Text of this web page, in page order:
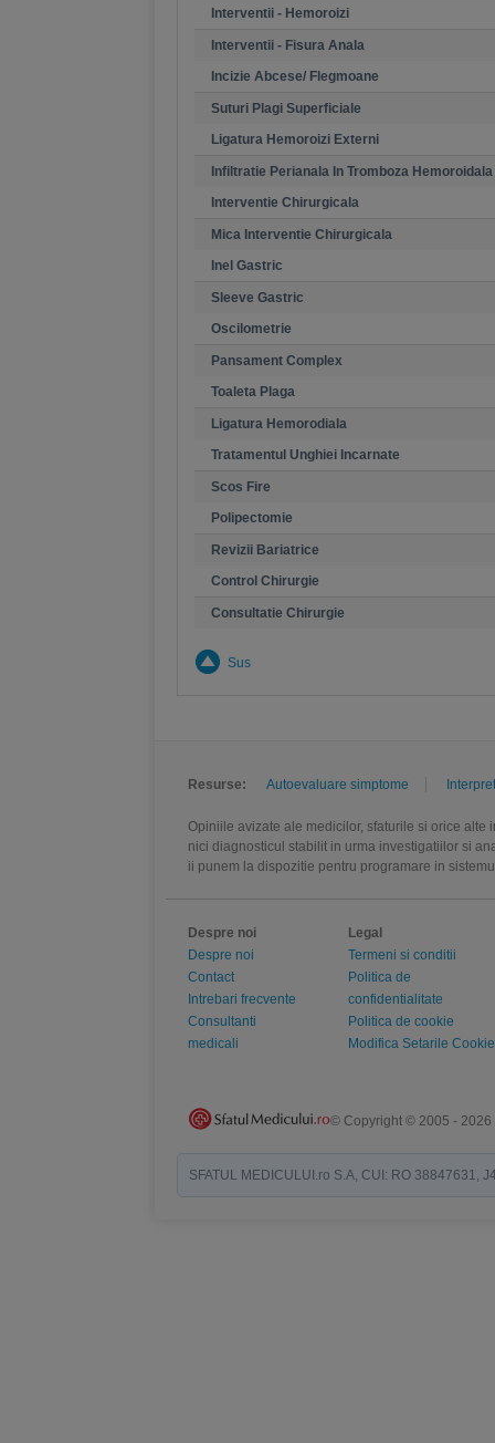
Interventii - Hemoroizi
Interventii - Fisura Anala
Incizie Abcese/ Flegmoane
Suturi Plagi Superficiale
Ligatura Hemoroizi Externi
Infiltratie Perianala In Tromboza Hemoroidala
Interventie Chirurgicala
Mica Interventie Chirurgicala
Inel Gastric
Sleeve Gastric
Oscilometrie
Pansament Complex
Toaleta Plaga
Ligatura Hemorodiala
Tratamentul Unghiei Incarnate
Scos Fire
Polipectomie
Revizii Bariatrice
Control Chirurgie
Consultatie Chirurgie
Sus
Resurse: Autoevaluare simptome
Opiniile avizate ale medicilor, sfaturile si orice
nici diagnosticul stabilit in urma investigatiilor si
ii punem la dispozitie pentru programare in
Despre noi
Despre noi
Contact
Intrebari frecvente
Consultanti
medicali
Legal
Termeni si conditii
Politica de
confidentialitate
Politica de cookie
Modifica Setarile Cookie
© Copyright © 2005 - 2026
SFATUL MEDICULUI.ro S.A, CUI: RO 38847631,